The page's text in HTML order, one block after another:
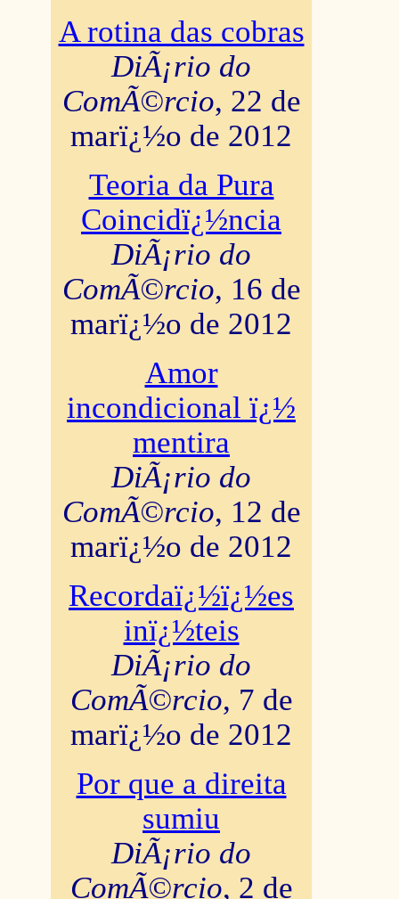
A rotina das cobras
DiÃ¡rio do
ComÃ©rcio, 22 de
marï¿½o de 2012
Teoria da Pura
Coincidï¿½ncia
DiÃ¡rio do
ComÃ©rcio, 16 de
marï¿½o de 2012
Amor
incondicional ï¿½
mentira
DiÃ¡rio do
ComÃ©rcio, 12 de
marï¿½o de 2012
Recordaï¿½ï¿½es
inï¿½teis
DiÃ¡rio do
ComÃ©rcio, 7 de
marï¿½o de 2012
Por que a direita
sumiu
DiÃ¡rio do
ComÃ©rcio, 2 de